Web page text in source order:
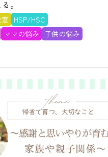
。
HSP/HSC
ママの悩み 子供の悩み